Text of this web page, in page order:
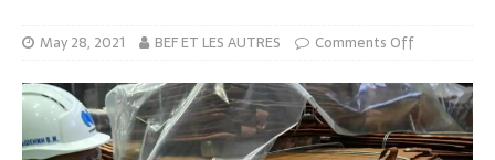
May 28, 2021 BEF ET LES AUTRES Comments Off